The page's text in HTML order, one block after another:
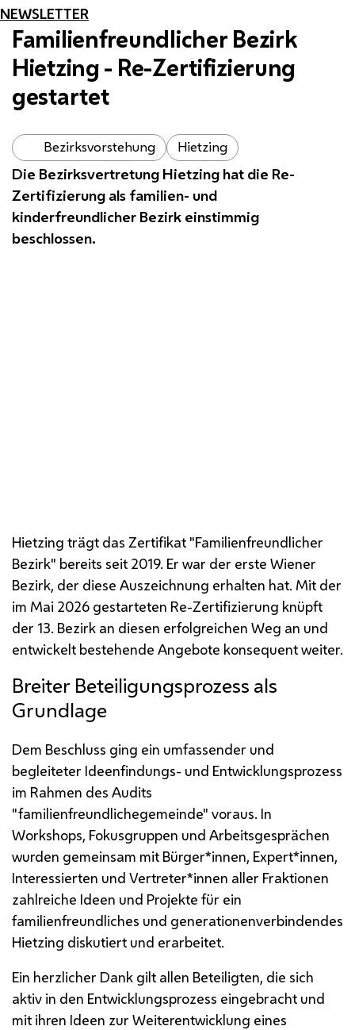
NEWSLETTER
Familienfreundlicher Bezirk
Hietzing - Re-Zertifizierung
gestartet
Bezirksvorstehung Hietzing
Die Bezirksvertretung Hietzing hat die Re-
Zertifizierung als familien- und
kinderfreundlicher Bezirk einstimmig
beschlossen.
Hietzing trägt das Zertifikat "Familienfreundlicher
Bezirk" bereits seit 2019. Er war der erste Wiener
Bezirk, der diese Auszeichnung erhalten hat. Mit der
im Mai 2026 gestarteten Re-Zertifizierung knüpft
der 13. Bezirk an diesen erfolgreichen Weg an und
entwickelt bestehende Angebote konsequent weiter.
Breiter Beteiligungsprozess als
Grundlage
Dem Beschluss ging ein umfassender und
begleiteter Ideenfindungs- und Entwicklungsprozess
im Rahmen des Audits
"familienfreundlichegemeinde" voraus. In
Workshops, Fokusgruppen und Arbeitsgesprächen
wurden gemeinsam mit Bürger*innen, Expert*innen,
Interessierten und Vertreter*innen aller Fraktionen
zahlreiche Ideen und Projekte für ein
familienfreundliches und generationenverbindendes
Hietzing diskutiert und erarbeitet.
Ein herzlicher Dank gilt allen Beteiligten, die sich
aktiv in den Entwicklungsprozess eingebracht und
mit ihren Ideen zur Weiterentwicklung eines